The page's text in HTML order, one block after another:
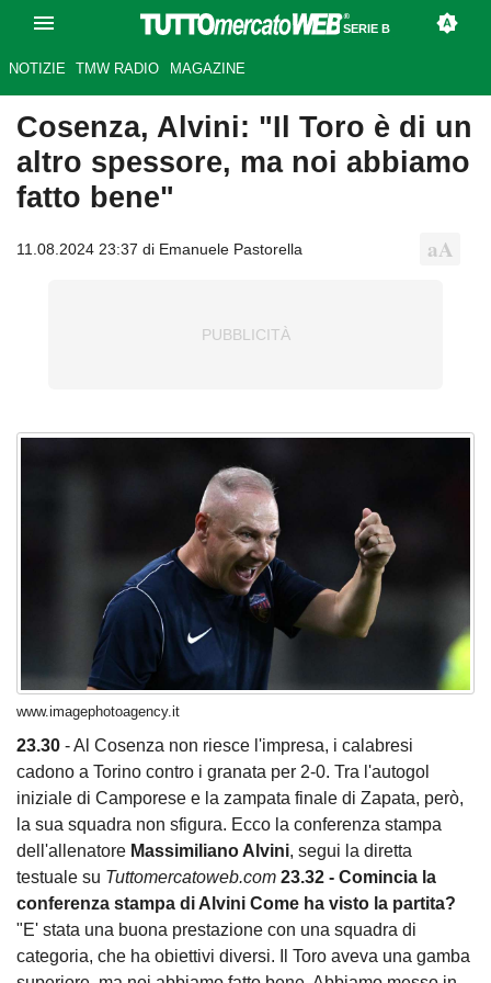
SERIE B
NOTIZIE TMW RADIO MAGAZINE
Cosenza, Alvini: "Il Toro è di un
altro spessore, ma noi abbiamo
fatto bene"
11.08.2024 23:37 di Emanuele Pastorella
www.imagephotoagency.it
23.30 - Al Cosenza non riesce l'impresa, i calabresi
cadono a Torino contro i granata per 2-0. Tra l'autogol
iniziale di Camporese e la zampata finale di Zapata, però,
la sua squadra non sfigura. Ecco la conferenza stampa
dell'allenatore Massimiliano Alvini, segui la diretta
testuale su Tuttomercatoweb.com 23.32 - Comincia la
conferenza stampa di Alvini Come ha visto la partita?
"E' stata una buona prestazione con una squadra di
categoria, che ha obiettivi diversi. Il Toro aveva una gamba